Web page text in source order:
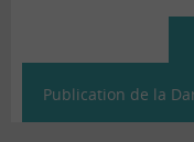
Publication de la